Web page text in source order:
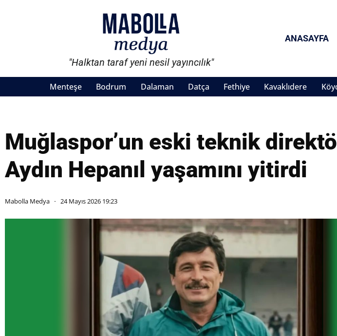
"Halktan taraf yeni nesil yayıncılık"
ANASAYFA
Menteşe Bodrum Dalaman Datça Fethiye Kavaklıdere
Muğlaspor’un eski teknik
Aydın Hepanıl yaşamını yitirdi
Mabolla Medya 24 Mayıs 2026 19:23